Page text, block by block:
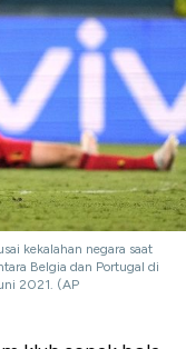
kekalahan negara saat
Belgia dan Portugal di
2021. (AP